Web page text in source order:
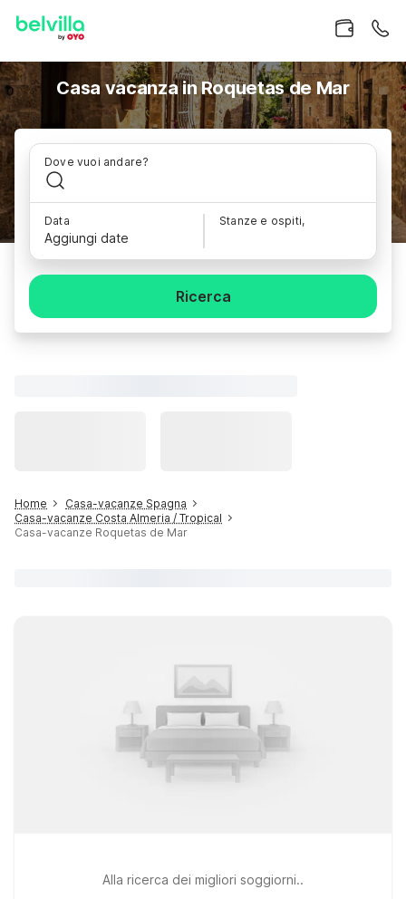
Casa vacanza in Roquetas de Mar
Dove vuoi andare?
Data
Aggiungi date
Stanze e ospiti,
Ricerca
Home
Casa-vacanze Spagna
Casa-vacanze Costa Almeria / Tropical
Casa-vacanze Roquetas de Mar
Alla ricerca dei migliori soggiorni..